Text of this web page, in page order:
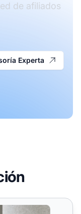
de afiliados
Experta